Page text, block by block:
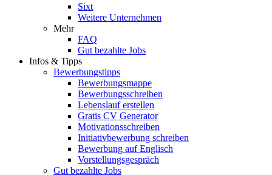
Sixt
Weitere Unternehmen
Mehr
FAQ
Gut bezahlte Jobs
Infos & Tipps
Bewerbungstipps
Bewerbungsmappe
Bewerbungsschreiben
Lebenslauf erstellen
Gratis CV Generator
Motivationsschreiben
Initiativbewerbung schreiben
Bewerbung auf Englisch
Vorstellungsgespräch
Gut bezahlte Jobs